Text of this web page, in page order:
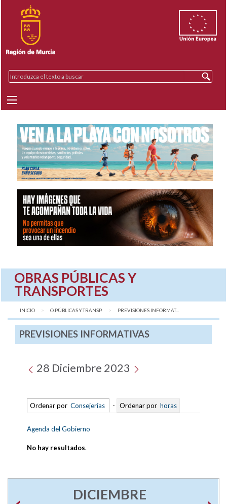
OBRAS PÚBLICAS Y
TRANSPORTES
INICIO O.PÚBLICAS Y TRANSP. AQUÍ:
PREVISIONES INFORMAT...
PREVISIONES INFORMATIVAS
28 Diciembre 2023
Ordenar por Consejerías - Ordenar por horas
Agenda del Gobierno
No hay resultados.
DICIEMBRE